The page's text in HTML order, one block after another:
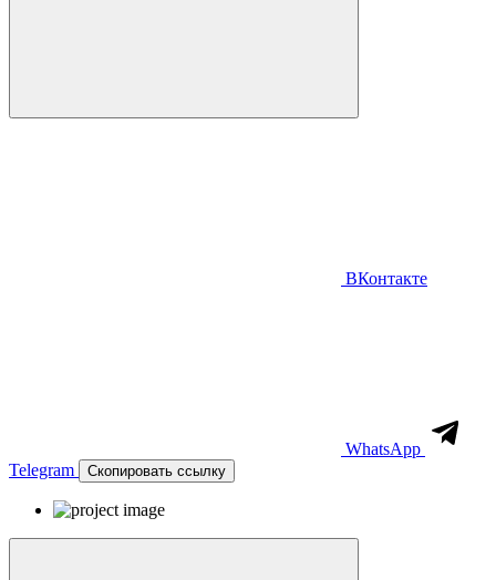
ВКонтакте
WhatsApp
Telegram
Скопировать ссылку